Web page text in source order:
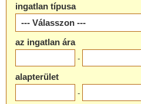
ingatlan típusa
az ingatlan ára
-
alapterület
-